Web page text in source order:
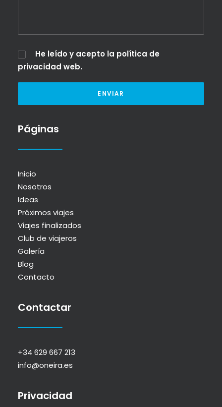
He leído y acepto la política de
privacidad web.
Páginas
Inicio
Nosotros
Ideas
Próximos viajes
Viajes finalizados
Club de viajeros
Galería
Blog
Contacto
Contactar
+34 629 667 213
info@oneira.es
Privacidad